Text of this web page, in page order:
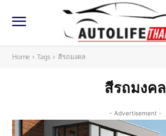
Home Tags สีรถมงคล
สีรถมงคล
- Advertisement -